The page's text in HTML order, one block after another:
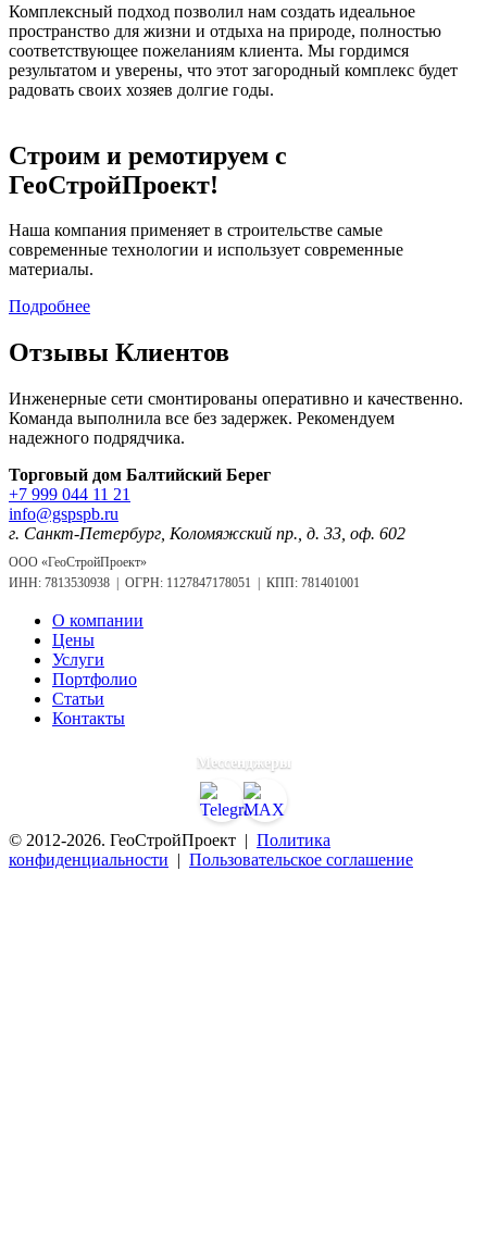
Комплексный подход позволил нам создать идеальное
пространство для жизни и отдыха на природе, полностью
соответствующее пожеланиям клиента. Мы гордимся
результатом и уверены, что этот загородный комплекс будет
радовать своих хозяев долгие годы.
Строим и ремотируем с
ГеоСтройПроект!
Наша компания применяет в строительстве самые
современные технологии и использует современные
материалы.
Подробнее
Отзывы Клиентов
Инженерные сети смонтированы оперативно и качественно.
Команда выполнила все без задержек. Рекомендуем
надежного подрядчика.
Торговый дом Балтийский Берег
+7 999 044 11 21
info@gspspb.ru
г. Санкт-Петербург, Коломяжский пр., д. 33, оф. 602
ООО «ГеоСтройПроект»
ИНН: 7813530938 | ОГРН: 1127847178051 | КПП: 781401001
О компании
Цены
Услуги
Портфолио
Статьи
Контакты
Мессенджеры
© 2012-2026. ГеоСтройПроект | Политика
конфиденциальности | Пользовательское соглашение